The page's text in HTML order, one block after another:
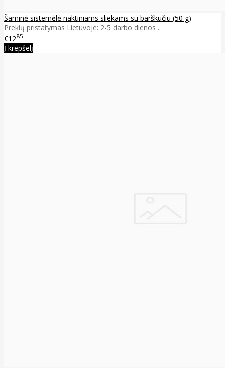
Šaminė sistemėlė naktiniams sliekams su barškučiu (50 g)
Prekių pristatymas Lietuvoje: 2-5 darbo dienos ..
€1285
Į krepšelį